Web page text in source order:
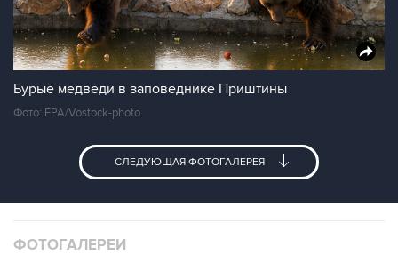
Бурые медведи в заповеднике Приштины
Фото: EPA/Vostock-photo
СЛЕДУЮЩАЯ ФОТОГАЛЕРЕЯ
ФОТОГАЛЕРЕИ